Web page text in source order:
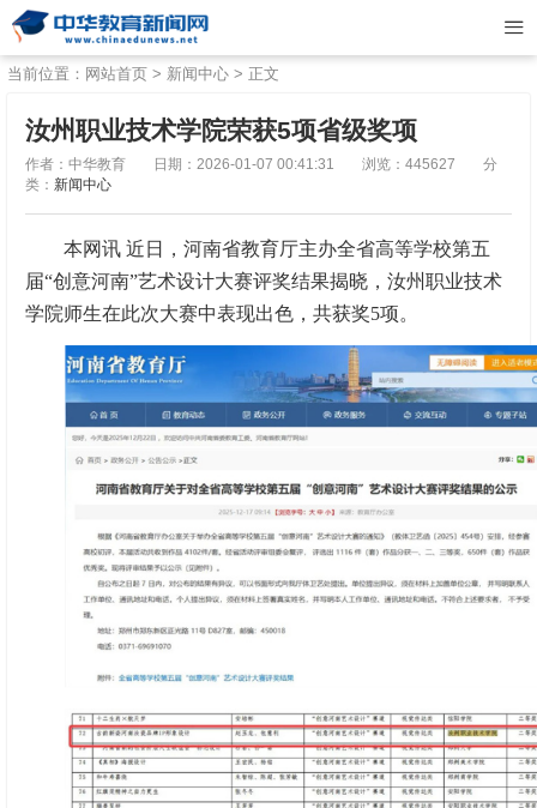
当前位置： 网站首页 > 新闻中心 > 正文
汝州职业技术学院荣获5项省级奖项
作者：中华教育 日期：2026-01-07 00:41:31 浏览：445627
分
类： 新闻中心
本网讯 近日，河南省教育厅主办全省高等学校第五
届“创意河南”艺术设计大赛评奖结果揭晓，汝州职业技术
学院师生在此次大赛中表现出色，共获奖5项。